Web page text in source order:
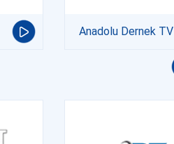
Anadolu Dernek TV